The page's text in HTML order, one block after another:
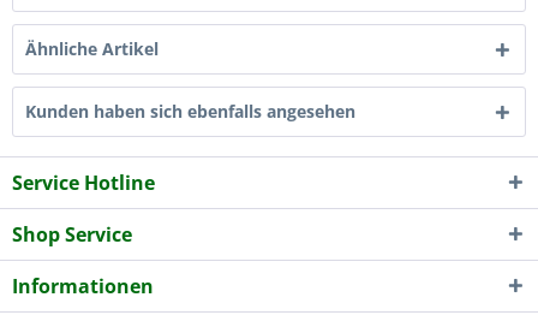
Ähnliche Artikel
Kunden haben sich ebenfalls angesehen
Service Hotline
Shop Service
Informationen